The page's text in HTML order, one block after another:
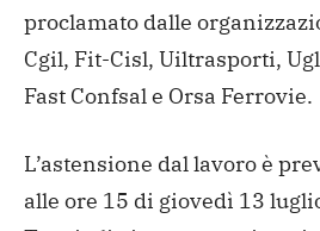
proclamato dalle
Cgil, Fit-Cisl, Uiltrasporti,
Fast Confsal e Orsa Ferrovie.
L’astensione dal lavoro è
alle ore 15 di giovedì 13